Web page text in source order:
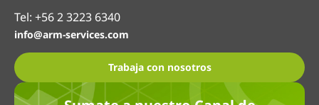
Tel: +56 2 3223 6340
info@arm-services.com
Trabaja con nosotros